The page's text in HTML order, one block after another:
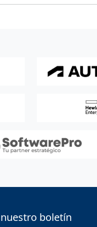
boletín